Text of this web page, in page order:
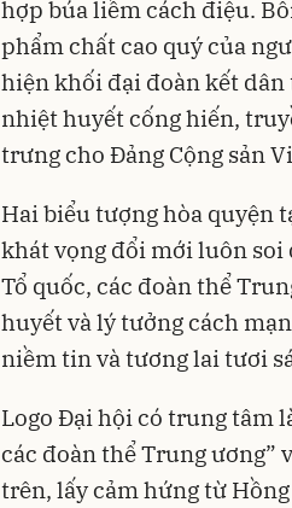
hợp búa liềm cách điệu.
phẩm chất cao quý của
hiện khối đại đoàn kết dân
nhiệt huyết cống hiến,
trưng cho Đảng Cộng sản
Hai biểu tượng hòa quyện
khát vọng đổi mới luôn soi
Tổ quốc, các đoàn thể
huyết và lý tưởng cách
niềm tin và tương lai tươi
Logo Đại hội có trung tâm
các đoàn thể Trung ương”
trên, lấy cảm hứng từ